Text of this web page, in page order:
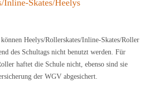
Inline-Skates/Heelys
Heelys/Rollerskates/Inline-Skates/Roller
des Schultags nicht benutzt werden. Für
haftet die Schule nicht, ebenso sind sie
der WGV abgesichert.